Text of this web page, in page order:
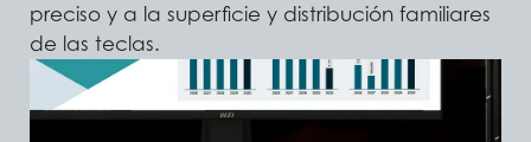
preciso y a la superficie y distribución familiares
de las teclas.